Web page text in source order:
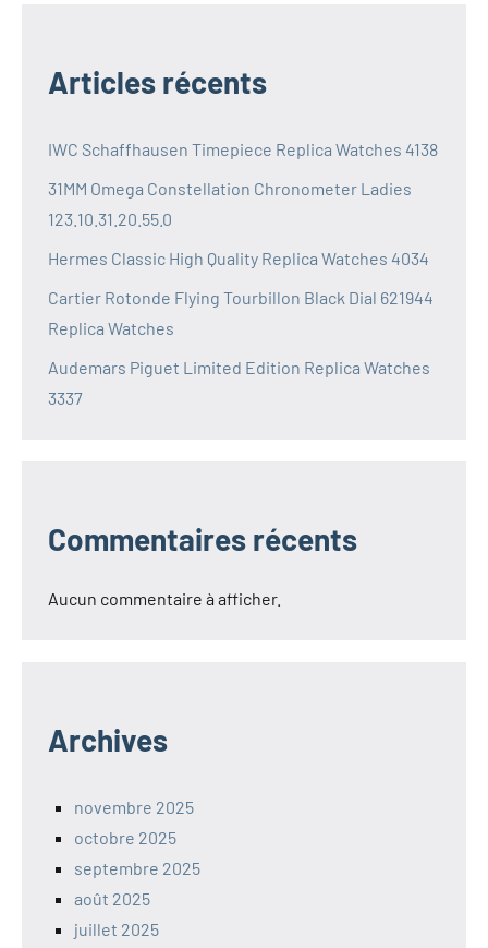
Articles récents
IWC Schaffhausen Timepiece Replica Watches 4138
31MM Omega Constellation Chronometer Ladies
123.10.31.20.55.0
Hermes Classic High Quality Replica Watches 4034
Cartier Rotonde Flying Tourbillon Black Dial 621944
Replica Watches
Audemars Piguet Limited Edition Replica Watches
3337
Commentaires récents
Aucun commentaire à afficher.
Archives
novembre 2025
octobre 2025
septembre 2025
août 2025
juillet 2025